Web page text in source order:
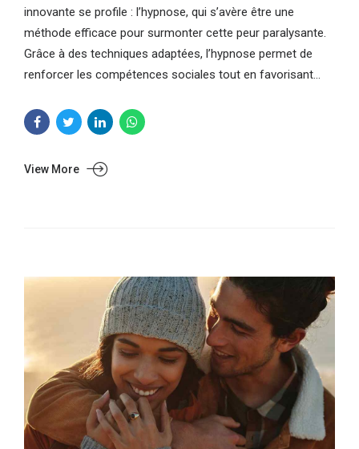
innovante se profile : l’hypnose, qui s’avère être une
méthode efficace pour surmonter cette peur paralysante.
Grâce à des techniques adaptées, l’hypnose permet de
renforcer les compétences sociales tout en favorisant...
View More